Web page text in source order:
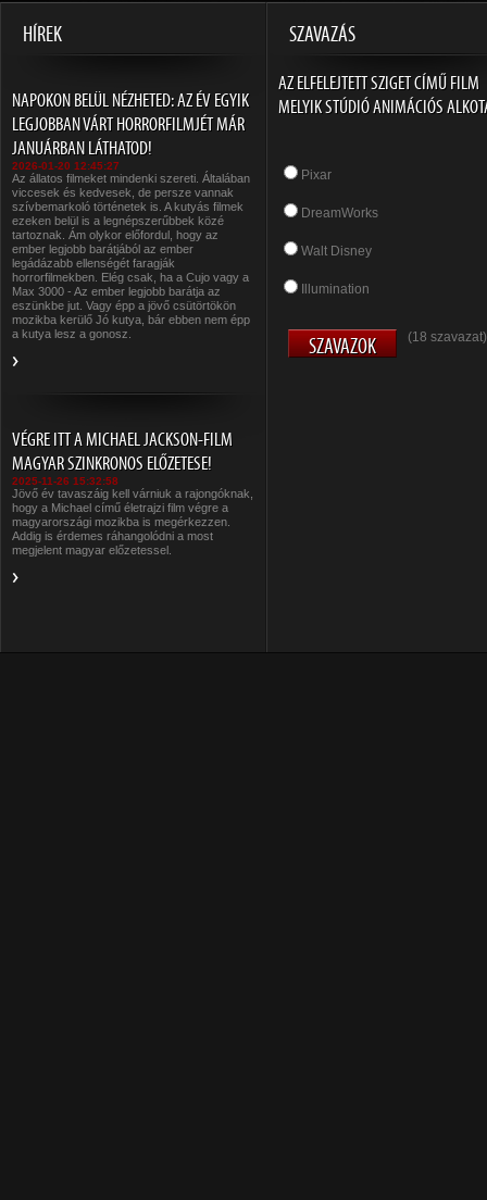
HÍREK SZAVAZÁS
NAPOKON BELÜL NÉZHETED: AZ ÉV EGYIK
LEGJOBBAN VÁRT HORRORFILMJÉT MÁR
JANUÁRBAN LÁTHATOD!
2026-01-20 12:45:27
Az állatos filmeket mindenki szereti. Általában
viccesek és kedvesek, de persze vannak
szívbemarkoló történetek is. A kutyás filmek
ezeken belül is a legnépszerűbbek közé
tartoznak. Ám olykor előfordul, hogy az
ember legjobb barátjából az ember
legádázabb ellenségét faragják
horrorfilmekben. Elég csak, ha a Cujo vagy a
Max 3000 - Az ember legjobb barátja az
eszünkbe jut. Vagy épp a jövő csütörtökön
mozikba kerülő Jó kutya, bár ebben nem épp
a kutya lesz a gonosz.
VÉGRE ITT A MICHAEL JACKSON-FILM
MAGYAR SZINKRONOS ELŐZETESE!
2025-11-26 15:32:58
Jövő év tavaszáig kell várniuk a rajongóknak,
hogy a Michael című életrajzi film végre a
magyarországi mozikba is megérkezzen.
Addig is érdemes ráhangolódni a most
megjelent magyar előzetessel.
AZ ELFELEJTETT SZIGET CÍMŰ FILM
MELYIK STÚDIÓ ANIMÁCIÓS
Pixar
DreamWorks
Walt Disney
Illumination
(18 szavazat)